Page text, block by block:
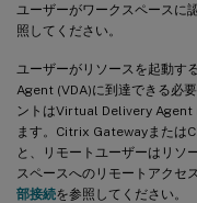
ユーザーがワークスペースに
照してください。
ユーザーがリソースを起動
Agent (VDA)に到達できる必
ントはVirtual Delivery Agent
ます。Citrix Gatewayまたは
と、リモートユーザーはリソ
スペースへのリモートアクセ
部接続を参照してください。